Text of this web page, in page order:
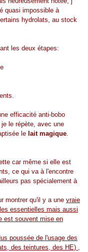
quasi impossible à
hydrolats, au stock
les deux étapes:
efficacité anti-bobo
le répète, avec une
le lait magique.
car même si elle est
ce qui va à l'encontre
pas spécialement à
montrer qu'il y a une vraie
essentielles mais aussi
est souvent mise en
poussée de l'usage des
des teintures, des HE) ,